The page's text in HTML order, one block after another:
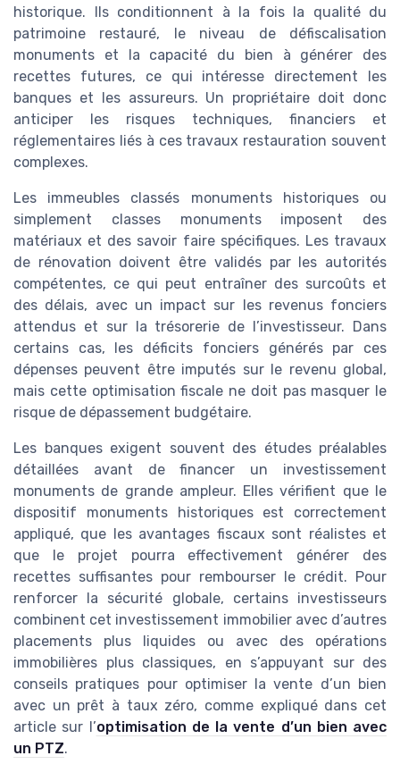
historique. Ils conditionnent à la fois la qualité du
patrimoine restauré, le niveau de défiscalisation
monuments et la capacité du bien à générer des
recettes futures, ce qui intéresse directement les
banques et les assureurs. Un propriétaire doit donc
anticiper les risques techniques, financiers et
réglementaires liés à ces travaux restauration souvent
complexes.
Les immeubles classés monuments historiques ou
simplement classes monuments imposent des
matériaux et des savoir faire spécifiques. Les travaux
de rénovation doivent être validés par les autorités
compétentes, ce qui peut entraîner des surcoûts et
des délais, avec un impact sur les revenus fonciers
attendus et sur la trésorerie de l’investisseur. Dans
certains cas, les déficits fonciers générés par ces
dépenses peuvent être imputés sur le revenu global,
mais cette optimisation fiscale ne doit pas masquer le
risque de dépassement budgétaire.
Les banques exigent souvent des études préalables
détaillées avant de financer un investissement
monuments de grande ampleur. Elles vérifient que le
dispositif monuments historiques est correctement
appliqué, que les avantages fiscaux sont réalistes et
que le projet pourra effectivement générer des
recettes suffisantes pour rembourser le crédit. Pour
renforcer la sécurité globale, certains investisseurs
combinent cet investissement immobilier avec d’autres
placements plus liquides ou avec des opérations
immobilières plus classiques, en s’appuyant sur des
conseils pratiques pour optimiser la vente d’un bien
avec un prêt à taux zéro, comme expliqué dans cet
article sur l’optimisation de la vente d’un bien avec
un PTZ.